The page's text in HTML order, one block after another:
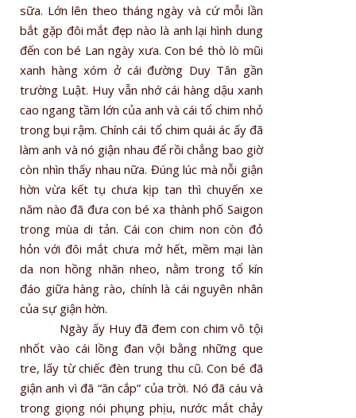
sữa. Lớn lên theo tháng ngày và cứ mỗi lần
bắt gặp đôi mắt đẹp nào là anh lại hình dung
đến con bé Lan ngày xưa. Con bé thò lò mũi
xanh hàng xóm ở cái đường Duy Tân gần
trường Luật. Huy vẫn nhớ cái hàng dậu xanh
cao ngang tầm lớn của anh và cái tổ chim nhỏ
trong bụi rậm. Chính cái tổ chim quái ác ấy đã
làm anh và nó giận nhau để rồi chẳng bao giờ
còn nhìn thấy nhau nữa. Đúng lúc mà nỗi giận
hờn vừa kết tụ chưa kịp tan thì chuyến xe
năm nào đã đưa con bé xa thành phố Saigon
trong mùa di tản. Cái con chim non còn đỏ
hỏn với đôi mắt chưa mở hết, mềm mại làn
da non hồng nhăn nheo, nằm trong tổ kín
đáo giữa hàng rào, chính là cái nguyên nhân
của sự giận hờn.
Ngày ấy Huy đã đem con chim vô tội
nhốt vào cái lồng đan vội bằng những que
tre, lấy từ chiếc đèn trung thu cũ. Con bé đã
giận anh vì đã “ăn cắp” của trời. Nó đã cáu và
trong giọng nói phụng phịu, nước mắt chảy